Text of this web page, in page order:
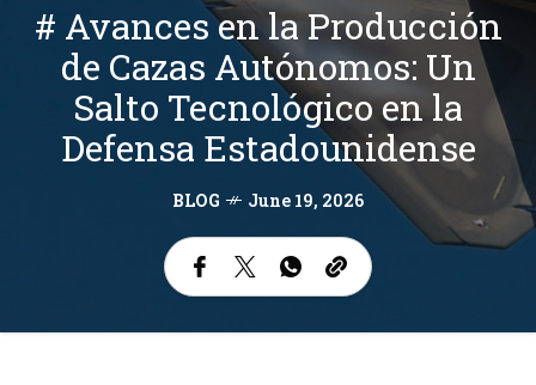
# Avances en la Producción
de Cazas Autónomos: Un
Salto Tecnológico en la
Defensa Estadounidense
BLOG June 19, 2026